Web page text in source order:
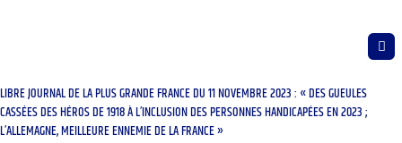
LIBRE JOURNAL DE LA PLUS GRANDE FRANCE DU 11 NOVEMBRE 2023 : « DES GUEULES
CASSÉES DES HÉROS DE 1918 À L’INCLUSION DES PERSONNES HANDICAPÉES EN 2023 ;
L’ALLEMAGNE, MEILLEURE ENNEMIE DE LA FRANCE »